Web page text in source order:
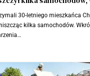
30-letniego mieszkańca
kilka samochodów.